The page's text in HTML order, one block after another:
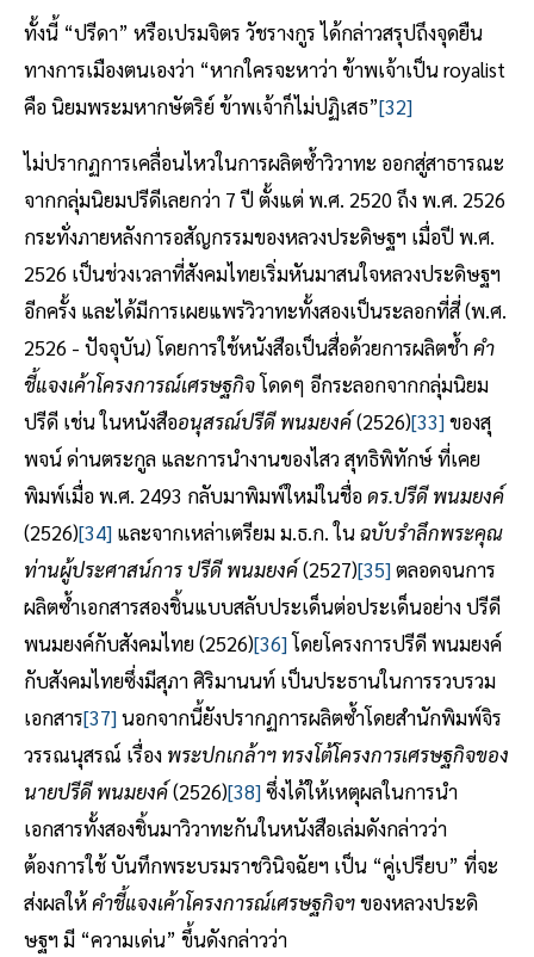
ทั้งนี้ “ปรีดา” หรือเปรมจิตร วัชรางกูร ได้กล่าวสรุปถึงจุดยืน
ทางการเมืองตนเองว่า “หากใครจะหาว่า ข้าพเจ้าเป็น royalist
คือ นิยมพระมหากษัตริย์ ข้าพเจ้าก็ไม่ปฏิเสธ”[32]
ไม่ปรากฏการเคลื่อนไหวในการผลิตซ้ำวิวาทะ ออกสู่สาธารณะ
จากกลุ่มนิยมปรีดีเลยกว่า 7 ปี ตั้งแต่ พ.ศ. 2520 ถึง พ.ศ. 2526
กระทั่งภายหลังการอสัญกรรมของหลวงประดิษฐฯ เมื่อปี พ.ศ.
2526 เป็นช่วงเวลาที่สังคมไทยเริ่มหันมาสนใจหลวงประดิษฐฯ
อีกครั้ง และได้มีการเผยแพร่วิวาทะทั้งสองเป็นระลอกที่สี่ (พ.ศ.
2526 - ปัจจุบัน) โดยการใช้หนังสือเป็นสื่อด้วยการผลิตช้ำ คำ
ชี้แจงเค้าโครงการณ์เศรษฐกิจโดดๆ อีกระลอกจากกลุ่มนิยม
ปรีดี เช่น ในหนังสืออนุสรณ์ปรีดี พนมยงค์(2526)[33]ของสุ
พจน์ ด่านตระกูล และการนำงานของไสว สุทธิพิทักษ์ ที่เคย
พิมพ์เมื่อ พ.ศ. 2493 กลับมาพิมพ์ใหม่ในชื่อ ดร.ปรีดี พนมยงค์
(2526)[34] และจากเหล่าเตรียม ม.ธ.ก. ในฉบับรำลึกพระคุณ
ท่านผู้ประศาสน์การ ปรีดี พนมยงค์(2527)[35]ตลอดจนการ
ผลิตซ้ำเอกสารสองชิ้นแบบสลับประเด็นต่อประเด็นอย่าง ปรีดี
พนมยงค์กับสังคมไทย (2526)[36]โดยโครงการปรีดี พนมยงค์
กับสังคมไทยซึ่งมีสุภา ศิริมานนท์ เป็นประธานในการรวบรวม
เอกสาร[37]นอกจากนี้ยังปรากฏการผลิตซ้ำโดยสำนักพิมพ์จิร
วรรณนุสรณ์ เรื่อง พระปกเกล้าฯ ทรงโต้โครงการเศรษฐกิจของ
นายปรีดี พนมยงค์(2526)[38]ซึ่งได้ให้เหตุผลในการนำ
เอกสารทั้งสองชิ้นมาวิวาทะกันในหนังสือเล่มดังกล่าวว่า
ต้องการใช้ บันทึกพระบรมราชวินิจฉัยฯ เป็น “คู่เปรียบ” ที่จะ
ส่งผลให้ คำชี้แจงเค้าโครงการณ์เศรษฐกิจฯของหลวงประดิ
ษฐฯ มี “ความเด่น” ขึ้นดังกล่าวว่า